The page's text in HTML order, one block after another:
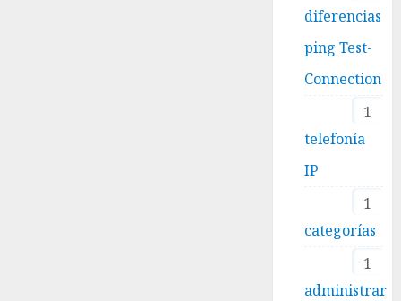
diferencias
ping Test-
Connection
1
telefonía
IP
1
categorías
1
administrar